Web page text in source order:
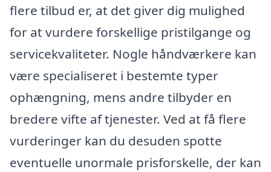
flere tilbud er, at det giver dig mulighed
for at vurdere forskellige pristilgange og
servicekvaliteter. Nogle håndværkere kan
være specialiseret i bestemte typer
ophængning, mens andre tilbyder en
bredere vifte af tjenester. Ved at få flere
vurderinger kan du desuden spotte
eventuelle unormale prisforskelle, der kan